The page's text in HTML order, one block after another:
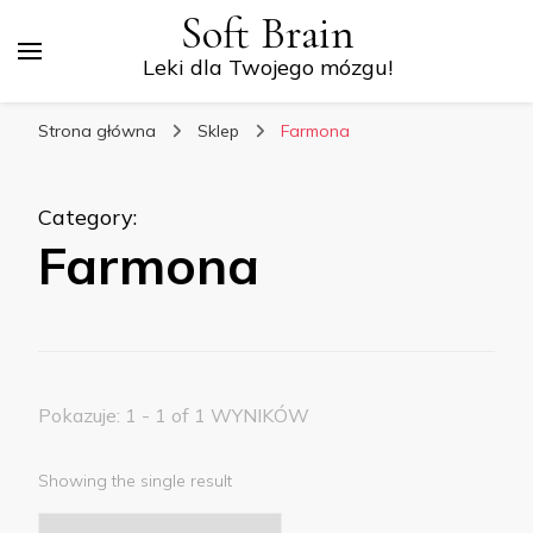
Soft Brain
Leki dla Twojego mózgu!
Strona główna Sklep Farmona
Category:
Farmona
Pokazuje: 1 - 1 of 1 WYNIKÓW
Showing the single result